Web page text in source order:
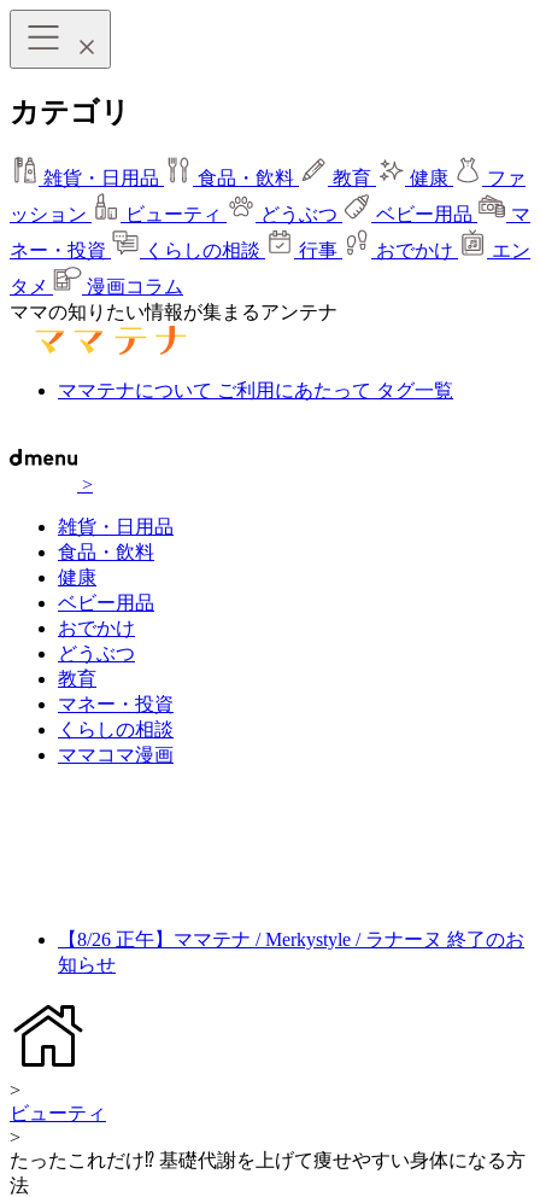
カテゴリ
雑貨・日用品 食品・飲料 教育 健康
ファ
ッション
ビューティ どうぶつ ベビー用品
マ
ネー・投資
くらしの相談 行事 おでかけ
エン
タメ
漫画コラム
ママの知りたい情報が集まるアンテナ
ママテナについて ご利用にあたって タグ一覧
>
雑貨・日用品
食品・飲料
健康
ベビー用品
おでかけ
どうぶつ
教育
マネー・投資
くらしの相談
ママコマ漫画
【8/26 正午】ママテナ / Merkystyle / ラナーヌ 終了のお
知らせ
>
ビューティ
>
たったこれだけ⁉︎ 基礎代謝を上げて痩せやすい身体になる方
法